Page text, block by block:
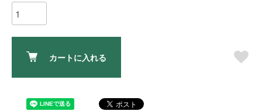
カートに入れる